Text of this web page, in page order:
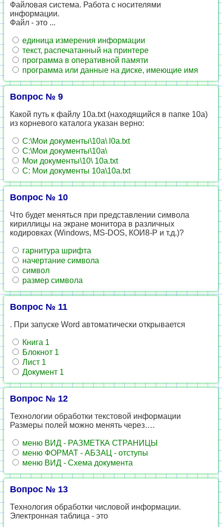
Файловая система. Работа с носителями
информации.
Файл - это ...
единица измерения информации
текст, распечатанный на принтере
программа в оперативной памяти
программа или данные на диске, имеющие имя
Вопрос № 9
Какой путь к файлу 10a.txt (находящийся в папке 10а)
из корневого каталога указан верно:
С:\Мои документы\10а\ l0a.txt
С:\Мои документы\10а\
Мои документы\10\ 10a.txt
С: Мои документы 10а\10a.txt
Вопрос № 10
Что будет меняться при представлении символа
кириллицы на экране монитора в различных
кодировках (Windows, MS-DOS, КОИ8-Р и т.д.)?
гарнитура шрифта
начертание символа
символ
размер символа
Вопрос № 11
. При запуске Word автоматически открывается
Книга 1
Блокнот 1
Лист 1
Документ 1
Вопрос № 12
Технологии обработки текстовой информации
Размеры полей можно менять через….
меню ВИД - РАЗМЕТКА СТРАНИЦЫ
меню ФОРМАТ - АБЗАЦ - отступы
меню ВИД - Схема документа
Вопрос № 13
Технология обработки числовой информации.
Электронная таблица - это